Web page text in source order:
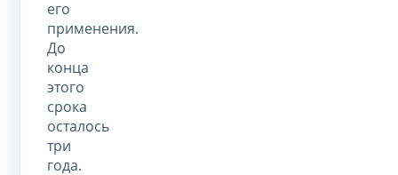
его
применения.
До
конца
этого
срока
осталось
три
года.